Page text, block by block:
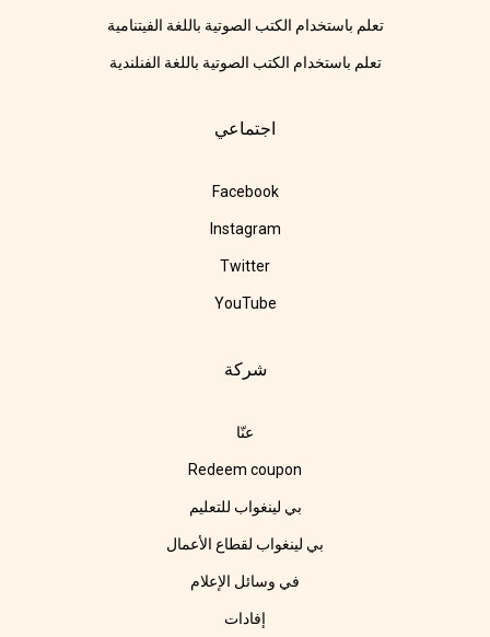
تعلم باستخدام الكتب الصوتية باللغة الفيتنامية
تعلم باستخدام الكتب الصوتية باللغة الفنلندية
اجتماعي
Facebook
Instagram
Twitter
YouTube
شركة
عنّا
Redeem coupon
بي لينغواب للتعليم
بي لينغواب لقطاع الأعمال
في وسائل الإعلام
إفادات